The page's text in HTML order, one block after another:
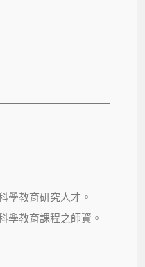
學教育研究人才。
學教育課程之師資。